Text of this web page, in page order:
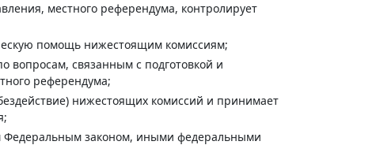
местного референдума, контролирует
помощь нижестоящим комиссиям;
вопросам, связанным с подготовкой и
референдума;
нижестоящих комиссий и принимает
Федеральным законом, иными федеральными